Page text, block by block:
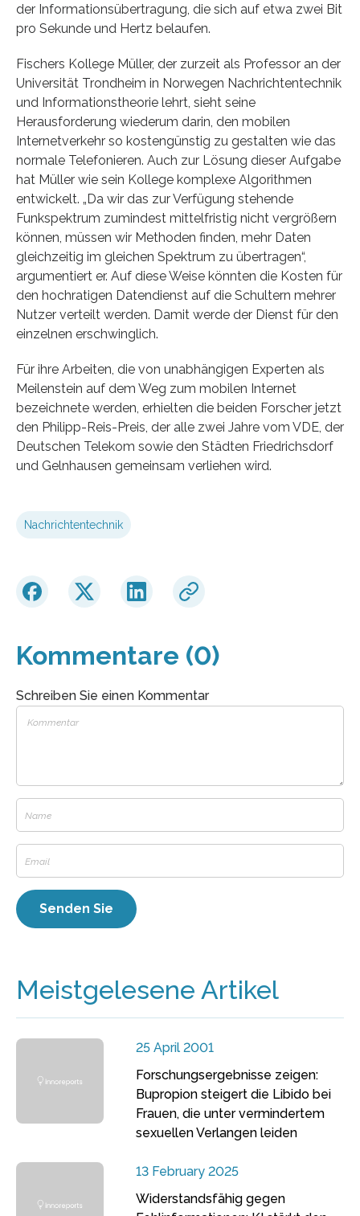
der Informationsübertragung, die sich auf etwa zwei Bit
pro Sekunde und Hertz belaufen.
Fischers Kollege Müller, der zurzeit als Professor an der
Universität Trondheim in Norwegen Nachrichtentechnik
und Informationstheorie lehrt, sieht seine
Herausforderung wiederum darin, den mobilen
Internetverkehr so kostengünstig zu gestalten wie das
normale Telefonieren. Auch zur Lösung dieser Aufgabe
hat Müller wie sein Kollege komplexe Algorithmen
entwickelt. „Da wir das zur Verfügung stehende
Funkspektrum zumindest mittelfristig nicht vergrößern
können, müssen wir Methoden finden, mehr Daten
gleichzeitig im gleichen Spektrum zu übertragen“,
argumentiert er. Auf diese Weise könnten die Kosten für
den hochratigen Datendienst auf die Schultern mehrer
Nutzer verteilt werden. Damit werde der Dienst für den
einzelnen erschwinglich.
Für ihre Arbeiten, die von unabhängigen Experten als
Meilenstein auf dem Weg zum mobilen Internet
bezeichnete werden, erhielten die beiden Forscher jetzt
den Philipp-Reis-Preis, der alle zwei Jahre vom VDE, der
Deutschen Telekom sowie den Städten Friedrichsdorf
und Gelnhausen gemeinsam verliehen wird.
Nachrichtentechnik
Kommentare (0)
Schreiben Sie einen Kommentar
Meistgelesene Artikel
25 April 2001
Forschungsergebnisse zeigen:
Bupropion steigert die Libido bei
Frauen, die unter vermindertem
sexuellen Verlangen leiden
13 February 2025
Widerstandsfähig gegen